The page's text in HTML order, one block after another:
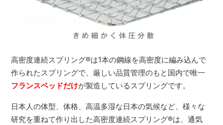
高密度連続スプリング®は1本の鋼線を高密度に編み込んで
作られたスプリングで、厳しい品質管理のもと国内で唯一
フランスベッドだけが製造しているスプリングです。
日本人の体型、体格、高温多湿な日本の気候など、様々な
研究を重ねて作り出した高密度連続スプリング®は、通気